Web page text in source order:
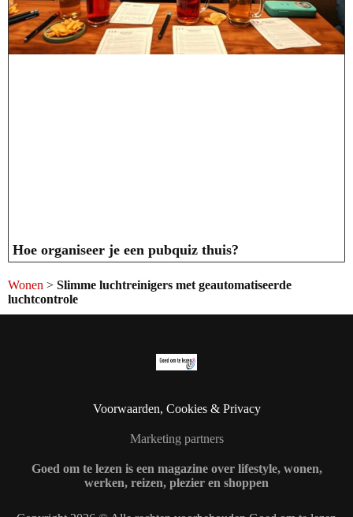
Hoe organiseer je een pubquiz thuis?
Wonen > Slimme luchtreinigers met geautomatiseerde
luchtcontrole
Voorwaarden, Cookies & Privacy
Marketing partners
Goed om te lezen is een magazine over lifestyle, wonen,
werken, reizen, plezier en shoppen